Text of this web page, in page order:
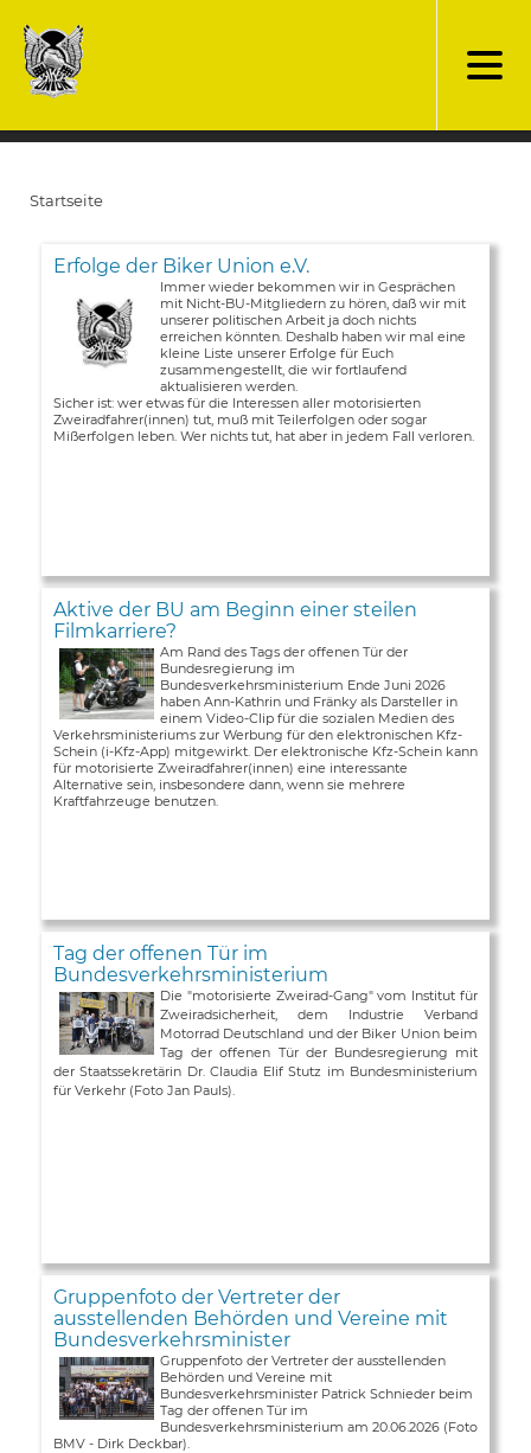
zum
Inhalt
Startseite
Erfolge der Biker Union e.V.
Immer wieder bekommen wir in Gesprächen
mit Nicht-BU-Mitgliedern zu hören, daß wir mit
unserer politischen Arbeit ja doch nichts
erreichen könnten. Deshalb haben wir mal eine
kleine Liste unserer Erfolge für Euch
zusammengestellt, die wir fortlaufend
aktualisieren werden.
Sicher ist: wer etwas für die Interessen aller motorisierten
Zweiradfahrer(innen) tut, muß mit Teilerfolgen oder sogar
Mißerfolgen leben. Wer nichts tut, hat aber in jedem Fall verloren.
Aktive der BU am Beginn einer steilen
Filmkarriere?
Am Rand des Tags der offenen Tür der
Bundesregierung im
Bundesverkehrsministerium Ende Juni 2026
haben Ann-Kathrin und Fränky als Darsteller in
einem Video-Clip für die sozialen Medien des
Verkehrsministeriums zur Werbung für den elektronischen Kfz-
Schein (i-Kfz-App) mitgewirkt. Der elektronische Kfz-Schein kann
für motorisierte Zweiradfahrer(innen) eine interessante
Alternative sein, insbesondere dann, wenn sie mehrere
Kraftfahrzeuge benutzen.
Tag der offenen Tür im
Bundesverkehrsministerium
Die "motorisierte Zweirad-Gang" vom Institut für
Zweiradsicherheit, dem Industrie Verband
Motorrad Deutschland und der Biker Union beim
Tag der offenen Tür der Bundesregierung mit
der Staatssekretärin Dr. Claudia Elif Stutz im Bundesministerium
für Verkehr (Foto Jan Pauls).
Gruppenfoto der Vertreter der
ausstellenden Behörden und Vereine mit
Bundesverkehrsminister
Gruppenfoto der Vertreter der ausstellenden
Behörden und Vereine mit
Bundesverkehrsminister Patrick Schnieder beim
Tag der offenen Tür im
Bundesverkehrsministerium am 20.06.2026 (Foto
BMV - Dirk Deckbar).